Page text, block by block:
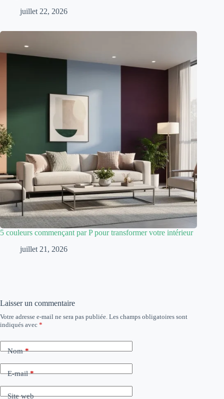
juillet 22, 2026
5 couleurs commençant par P pour transformer votre intérieur
juillet 21, 2026
Laisser un commentaire
Votre adresse e-mail ne sera pas publiée. Les champs obligatoires sont
indiqués avec *
Nom*
E-mail*
Site web